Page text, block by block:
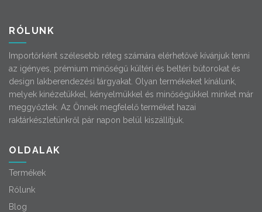
RÓLUNK
Importőrként szélesebb réteg számára elérhetővé kívánjuk tenni
az igényes, prémium minőségű kültéri és beltéri bútorokat és
design lakberendezési tárgyakat. Olyan termékeket kínálunk,
melyek kinézetükkel, kényelmükkel és minőségükkel minket már
meggyőztek. Az Önnek megfelelő terméket hazai
raktárkészletünkről pár napon belül kiszállítjuk.
OLDALAK
Termékek
Rólunk
Blog